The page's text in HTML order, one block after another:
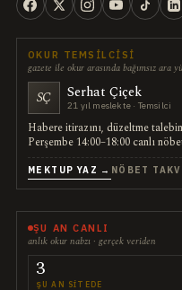
OKUR TEMSILCISI
gazete ile okur arasında bağımsız ara
SÇ Serhat Çiçek
21 yıl meslekte · Temsilci
Habere itirazını, düzeltme
Perşembe 14:00–18:00 canlı
MEKTUP YAZ → NÖBET
ŞU AN CANLI
anlık okur nabzı · gerçek veriden
3
ŞU AN SITEDE